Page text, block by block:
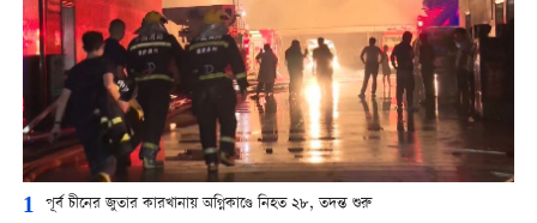
1 পূর্ব চীনের জুতার কারখানায় অগ্নিকাণ্ডে নিহত ২৮, তদন্ত শুরু